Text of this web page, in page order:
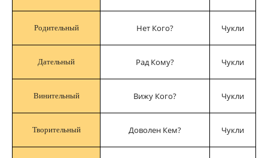
Родительный Нет Кого? Чукли
Дательный Рад Кому? Чукли
Винительный Вижу Кого? Чукли
Творительный Доволен Кем? Чукли